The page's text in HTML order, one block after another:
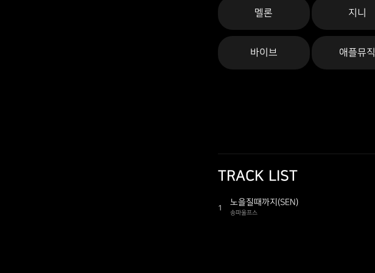
멜론 지니
바이브 애플뮤직
TRACK LIST
1
노을질때까지(SEN)
송파울프스